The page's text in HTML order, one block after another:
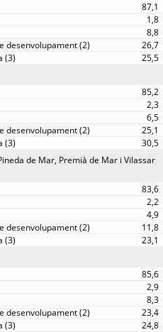
87,1
1,8
8,8
26,7
25,5
85,2
2,3
6,5
25,1
30,5
de Mar, Premià de Mar i Vilassar
83,6
2,2
4,9
11,8
23,1
85,6
2,9
8,3
23,4
24,8